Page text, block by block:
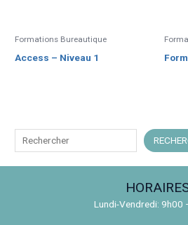
Formations Bureautique
Access – Niveau 1
Lundi-Vendredi: 9h00